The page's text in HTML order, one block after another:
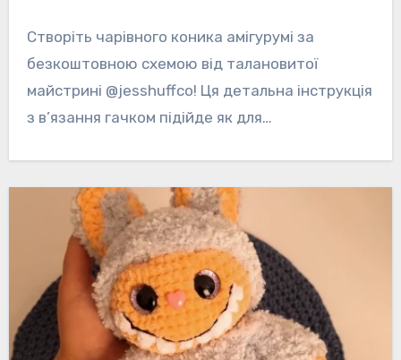
Створіть чарівного коника амігурумі за
безкоштовною схемою від талановитої
майстрині @jesshuffco! Ця детальна інструкція
з в’язання гачком підійде як для…